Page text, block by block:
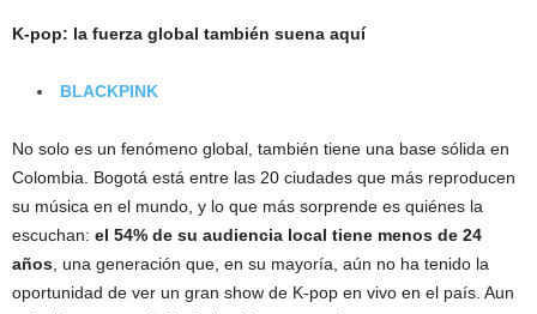
K-pop: la fuerza global también suena aquí
BLACKPINK
No solo es un fenómeno global, también tiene una base sólida en
Colombia. Bogotá está entre las 20 ciudades que más reproducen
su música en el mundo, y lo que más sorprende es quiénes la
escuchan: el 54% de su audiencia local tiene menos de 24
años, una generación que, en su mayoría, aún no ha tenido la
oportunidad de ver un gran show de K-pop en vivo en el país. Aun